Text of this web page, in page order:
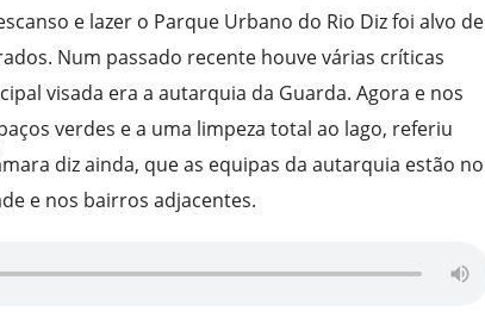
e lazer o Parque Urbano do Rio Diz foi alvo de
Num passado recente houve várias críticas
visada era a autarquia da Guarda. Agora e nos
verdes e a uma limpeza total ao lago, referiu
diz ainda, que as equipas da autarquia estão no
e nos bairros adjacentes.